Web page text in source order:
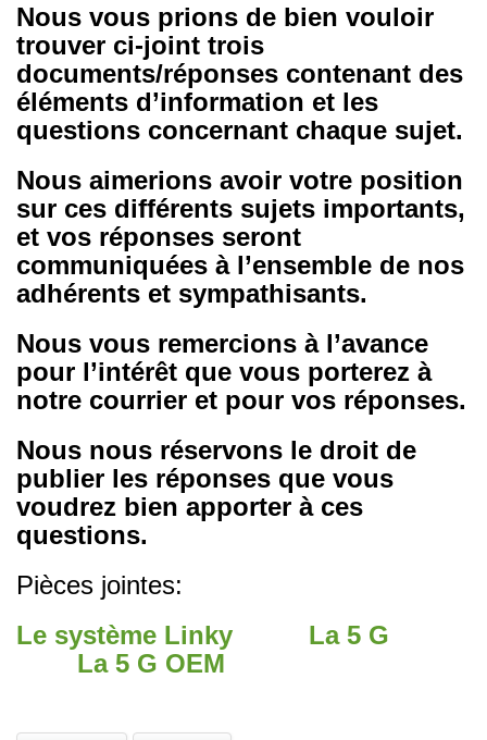
Nous vous prions de bien vouloir
trouver ci-joint trois
documents/réponses contenant des
éléments d’information et les
questions concernant chaque sujet.
Nous aimerions avoir votre position
sur ces différents sujets importants,
et vos réponses seront
communiquées à l’ensemble de nos
adhérents et sympathisants.
Nous vous remercions à l’avance
pour l’intérêt que vous porterez à
notre courrier et pour vos réponses.
Nous nous réservons le droit de
publier les réponses que vous
voudrez bien apporter à ces
questions.
Pièces jointes:
Le système Linky
La 5 G
La 5 G OEM